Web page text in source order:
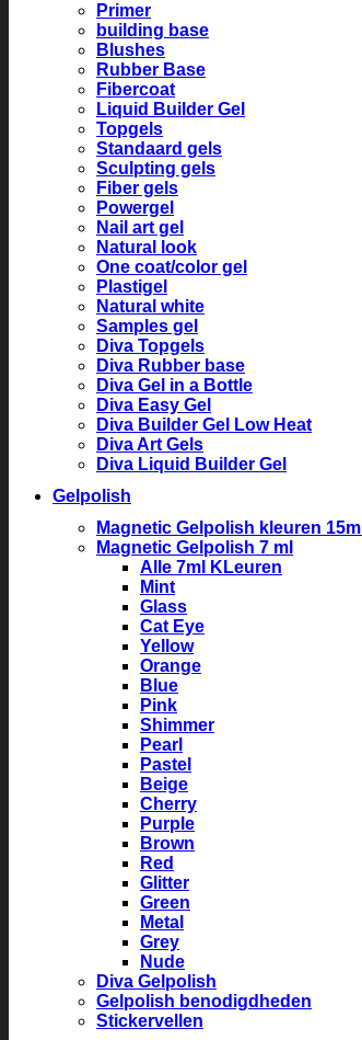
Primer
building base
Blushes
Rubber Base
Fibercoat
Liquid Builder Gel
Topgels
Standaard gels
Sculpting gels
Fiber gels
Powergel
Nail art gel
Natural look
One coat/color gel
Plastigel
Natural white
Samples gel
Diva Topgels
Diva Rubber base
Diva Gel in a Bottle
Diva Easy Gel
Diva Builder Gel Low Heat
Diva Art Gels
Diva Liquid Builder Gel
Gelpolish
Magnetic Gelpolish kleuren 15ml
Magnetic Gelpolish 7 ml
Alle 7ml KLeuren
Mint
Glass
Cat Eye
Yellow
Orange
Blue
Pink
Shimmer
Pearl
Pastel
Beige
Cherry
Purple
Brown
Red
Glitter
Green
Metal
Grey
Nude
Diva Gelpolish
Gelpolish benodigdheden
Stickervellen